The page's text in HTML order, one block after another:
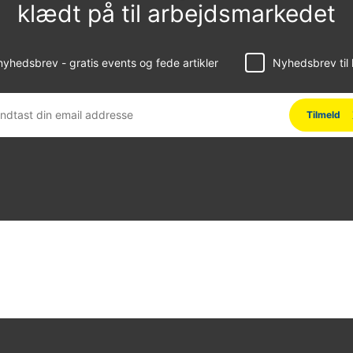
klædt på til arbejdsmarkedet
- gratis events og fede artikler Nyhedsbrev til